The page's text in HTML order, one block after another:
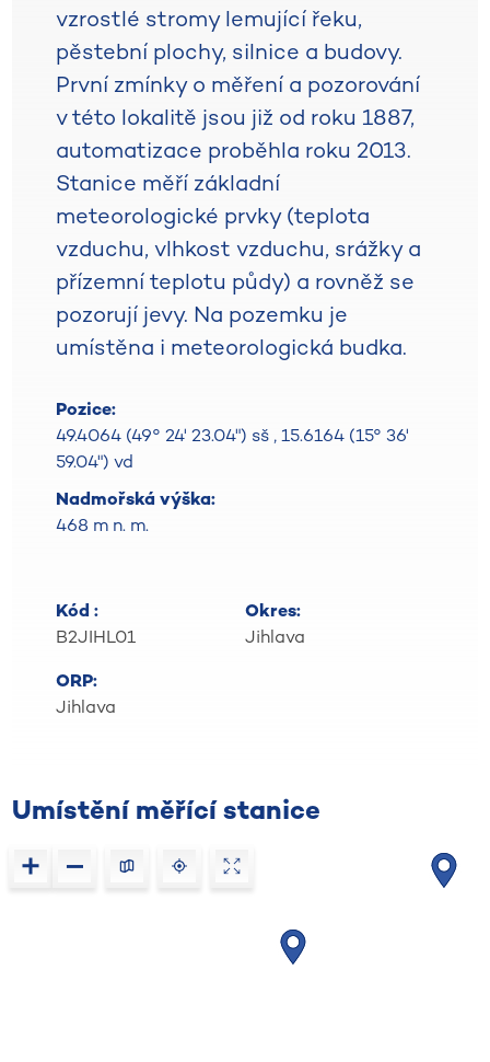
vzrostlé stromy lemující řeku,
pěstební plochy, silnice a budovy.
První zmínky o měření a pozorování
v této lokalitě jsou již od roku 1887,
automatizace proběhla roku 2013.
Stanice měří základní
meteorologické prvky (teplota
vzduchu, vlhkost vzduchu, srážky a
přízemní teplotu půdy) a rovněž se
pozorují jevy. Na pozemku je
umístěna i meteorologická budka.
Pozice:
49.4064 (49° 24' 23.04") sš ,15.6164 (15° 36'
59.04") vd
Nadmořská výška:
468 m n. m.
Kód :
B2JIHL01
Okres:
Jihlava
ORP:
Jihlava
Umístění měřící stanice